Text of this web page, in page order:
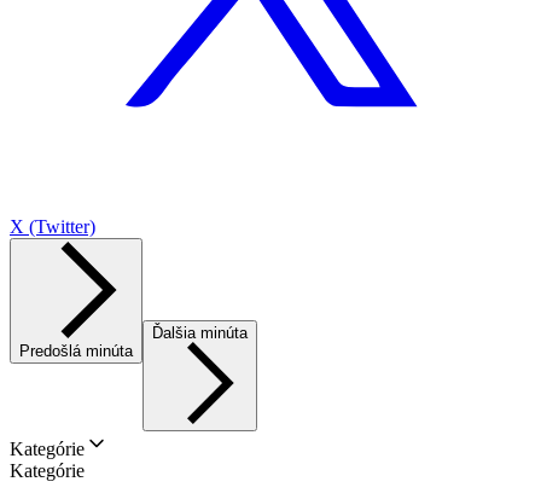
X (Twitter)
Predošlá minúta
Ďalšia minúta
Kategórie
Kategórie